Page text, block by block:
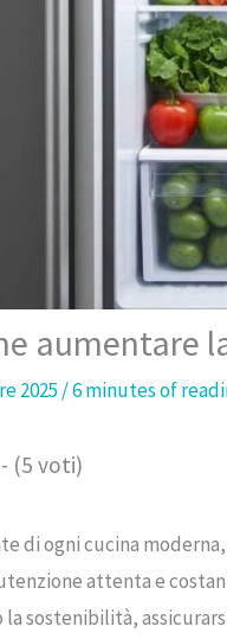
aumentare
2025 /6 minutes of
(5 voti)
di ogni cucina
attenta e
sostenibilità,